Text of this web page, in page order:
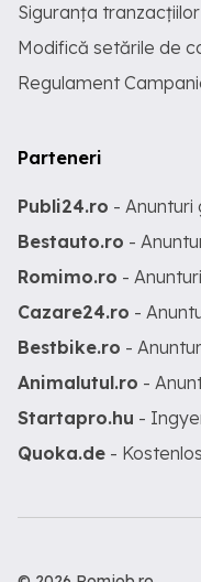
Siguranța tranzacțiilor
Modifică setările de
Regulament
Parteneri
Publi24.ro - Anunturi
Bestauto.ro -
Romimo.ro -
Cazare24.ro -
Bestbike.ro -
Animalutul.ro -
Startapro.hu -
Quoka.de -